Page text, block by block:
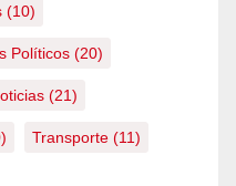
(10)
Políticos (20)
(21)
Transporte (11)